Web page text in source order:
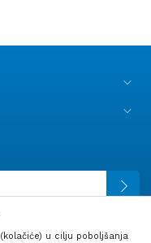
u cilju poboljšanja